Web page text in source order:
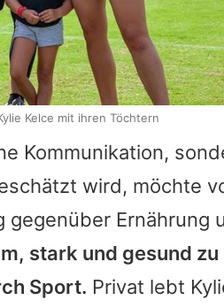
Kommunikation,
wird, möchte
gegenüber Ernährung
stark und gesund
Sport. Privat lebt
Kelce mit ihren Töchtern